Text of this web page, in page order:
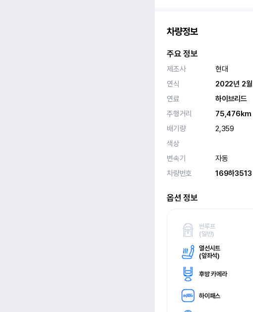
차량정보
주요 정보
제조사
현대
연식
2022년 2월
연료
하이브리드
주행거리
75,476km
배기량
2,359
색상
변속기
자동
차량번호
169하3513
옵션 정보
썬루프
(일반)
열선시트
(앞좌석)
후방 카메라
하이패스